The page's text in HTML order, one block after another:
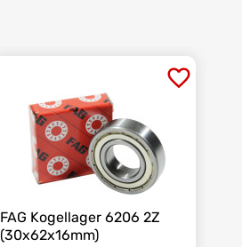
FAG Kogellager 6206 2Z
(30x62x16mm)